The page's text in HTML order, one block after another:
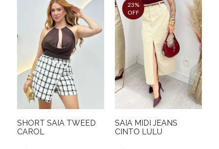
SHORT SAIA TWEED
CAROL
23%
OFF
SAIA MIDI JEANS
CINTO LULU